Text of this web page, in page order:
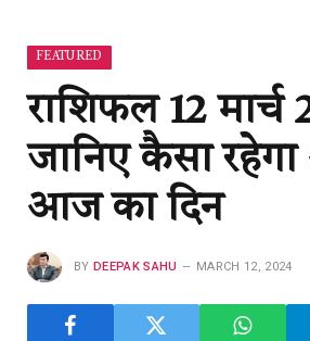
FEATURED
राशिफल 12 मार्च
जानिए कैसा
आज का दिन
BY DEEPAK SAHU MARCH 12, 2024